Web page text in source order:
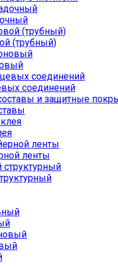
(трубный)
соединений
ленты